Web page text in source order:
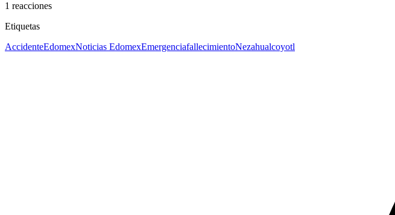
1 reacciones
Etiquetas
AccidenteEdomexNoticias EdomexEmergenciafallecimientoNezahualcoyotl